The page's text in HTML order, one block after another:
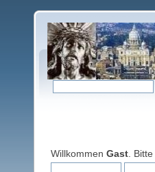
Willkommen Gast . Bitte